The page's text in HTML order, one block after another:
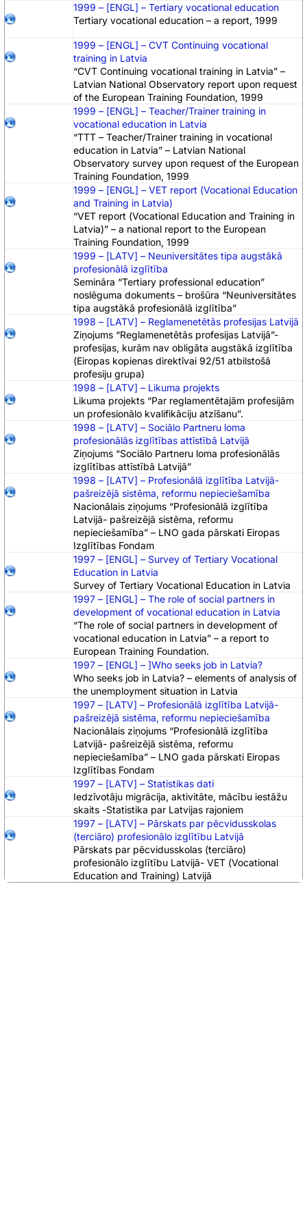
1999 – [ENGL] – Tertiary vocational education
Tertiary vocational education – a report, 1999
1999 – [ENGL] – CVT Continuing vocational
training in Latvia
“CVT Continuing vocational training in Latvia” –
Latvian National Observatory report upon request
of the European Training Foundation, 1999
1999 – [ENGL] – Teacher/Trainer training in
vocational education in Latvia
“TTT – Teacher/Trainer training in vocational
education in Latvia” – Latvian National
Observatory survey upon request of the European
Training Foundation, 1999
1999 – [ENGL] – VET report (Vocational Education
and Training in Latvia)
“VET report (Vocational Education and Training in
Latvia)” – a national report to the European
Training Foundation, 1999
1999 – [LATV] – Neuniversitātes tipa augstākā
profesionālā izglītība
Semināra “Tertiary professional education”
noslēguma dokuments – brošūra “Neuniversitātes
tipa augstākā profesionālā izglītība”
1998 – [LATV] – Reglamenetētās profesijas Latvijā
Ziņojums “Reglamenetētās profesijas Latvijā”-
profesijas, kurām nav obligāta augstākā izglītība
(Eiropas kopienas direktīvai 92/51 atbilstošā
profesiju grupa)
1998 – [LATV] – Likuma projekts
Likuma projekts “Par reglamentētajām profesijām
un profesionālo kvalifikāciju atzīšanu”.
1998 – [LATV] – Sociālo Partneru loma
profesionālās izglītības attīstībā Latvijā
Ziņojums “Sociālo Partneru loma profesionālās
izglītības attīstībā Latvijā”
1998 – [LATV] – Profesionālā izglītība Latvijā-
pašreizējā sistēma, reformu nepieciešamība
Nacionālais ziņojums “Profesionālā izglītība
Latvijā- pašreizējā sistēma, reformu
nepieciešamība” – LNO gada pārskati Eiropas
Izglītības Fondam
1997 – [ENGL] – Survey of Tertiary Vocational
Education in Latvia
Survey of Tertiary Vocational Education in Latvia
1997 – [ENGL] – The role of social partners in
development of vocational education in Latvia
“The role of social partners in development of
vocational education in Latvia” – a report to
European Training Foundation.
1997 – [ENGL] – ]Who seeks job in Latvia?
Who seeks job in Latvia? – elements of analysis of
the unemployment situation in Latvia
1997 – [LATV] – Profesionālā izglītība Latvijā-
pašreizējā sistēma, reformu nepieciešamība
Nacionālais ziņojums “Profesionālā izglītība
Latvijā- pašreizējā sistēma, reformu
nepieciešamība” – LNO gada pārskati Eiropas
Izglītības Fondam
1997 – [LATV] – Statistikas dati
Iedzīvotāju migrācija, aktivitāte, mācību iestāžu
skaits -Statistika par Latvijas rajoniem
1997 – [LATV] – Pārskats par pēcvidusskolas
(terciāro) profesionālo izglītību Latvijā
Pārskats par pēcvidusskolas (terciāro)
profesionālo izglītību Latvijā- VET (Vocational
Education and Training) Latvijā